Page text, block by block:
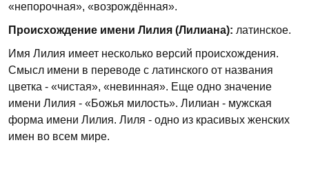
«непорочная», «возрождённая».
Происхождение имени Лилия (Лилиана): латинское.
Имя Лилия имеет несколько версий происхождения.
Смысл имени в переводе с латинского от названия
цветка - «чистая», «невинная». Еще одно значение
имени Лилия - «Божья милость». Лилиан - мужская
форма имени Лилия. Лиля - одно из красивых женских
имен во всем мире.